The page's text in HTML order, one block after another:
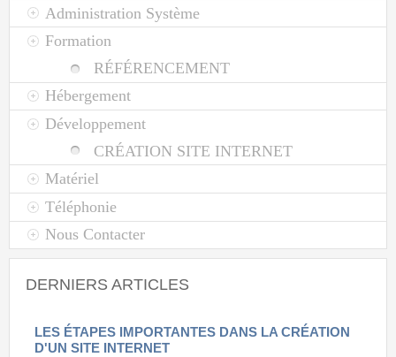
Administration Système
Formation
RÉFÉRENCEMENT
Hébergement
Développement
CRÉATION SITE INTERNET
Matériel
Téléphonie
Nous Contacter
DERNIERS ARTICLES
LES ÉTAPES IMPORTANTES DANS LA CRÉATION
D'UN SITE INTERNET